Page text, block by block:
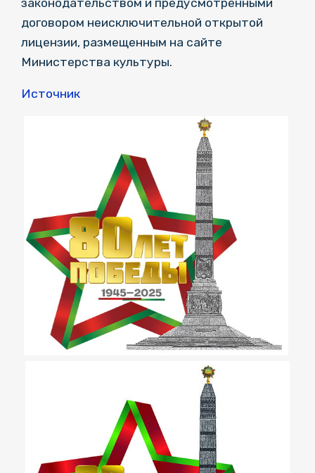
договором неисключительной открытой
лицензии, размещенным на сайте
Министерства культуры.
Источник